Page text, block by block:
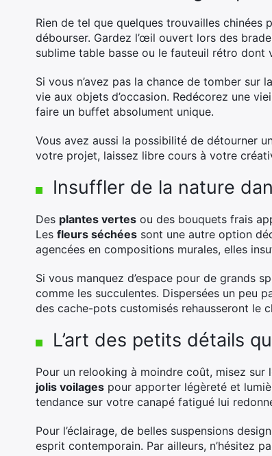
Rien de tel que quelques trouvailles
débourser. Gardez l’œil ouvert lors des
sublime table basse ou le fauteuil rétro dont
Si vous n’avez pas la chance de tomber sur
vie aux objets d’occasion. Redécorez une
faire un buffet absolument unique.
Vous avez aussi la possibilité de détourner
votre projet, laissez libre cours à votre
Insuffler de la nature
Des plantes vertes ou des bouquets frais
Les fleurs séchées sont une autre option
agencées en compositions murales, elles
Si vous manquez d’espace pour de grands
comme les succulentes. Dispersées un peu
des cache-pots customisés rehausseront le
L’art des petits détails
Pour un relooking à moindre coût, misez
jolis voilages pour apporter légèreté et
tendance sur votre canapé fatigué lui
Pour l’éclairage, de belles suspensions
esprit contemporain. Par ailleurs, n’hésitez